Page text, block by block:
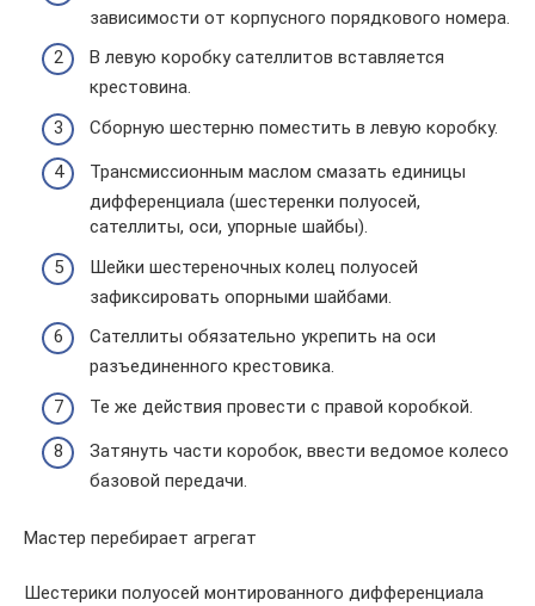
зависимости от корпусного порядкового номера.
В левую коробку сателлитов вставляется
крестовина.
Сборную шестерню поместить в левую коробку.
Трансмиссионным маслом смазать единицы
дифференциала (шестеренки полуосей,
сателлиты, оси, упорные шайбы).
Шейки шестереночных колец полуосей
зафиксировать опорными шайбами.
Сателлиты обязательно укрепить на оси
разъединенного крестовика.
Те же действия провести с правой коробкой.
Затянуть части коробок, ввести ведомое колесо
базовой передачи.
Мастер перебирает агрегат
Шестерики полуосей монтированного дифференциала